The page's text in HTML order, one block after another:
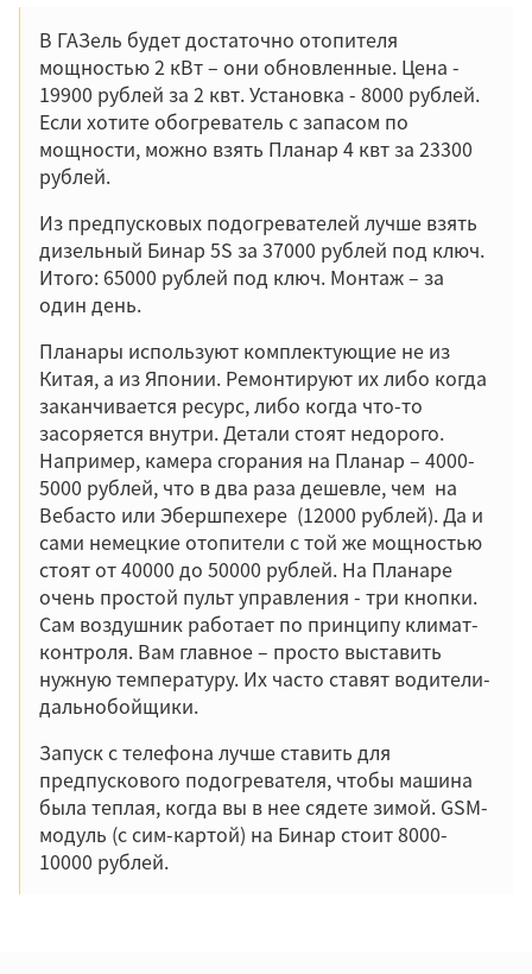
В ГАЗель будет достаточно отопителя
мощностью 2 кВт – они обновленные. Цена -
19900 рублей за 2 квт. Установка - 8000 рублей.
Если хотите обогреватель с запасом по
мощности, можно взять Планар 4 квт за 23300
рублей.
Из предпусковых подогревателей лучше взять
дизельный Бинар 5S за 37000 рублей под ключ.
Итого: 65000 рублей под ключ. Монтаж – за
один день.
Планары используют комплектующие не из
Китая, а из Японии. Ремонтируют их либо когда
заканчивается ресурс, либо когда что-то
засоряется внутри. Детали стоят недорого.
Например, камера сгорания на Планар – 4000-
5000 рублей, что в два раза дешевле, чем на
Вебасто или Эбершпехере (12000 рублей). Да и
сами немецкие отопители с той же мощностью
стоят от 40000 до 50000 рублей. На Планаре
очень простой пульт управления - три кнопки.
Сам воздушник работает по принципу климат-
контроля. Вам главное – просто выставить
нужную температуру. Их часто ставят водители-
дальнобойщики.
Запуск с телефона лучше ставить для
предпускового подогревателя, чтобы машина
была теплая, когда вы в нее сядете зимой. GSM-
модуль (с сим-картой) на Бинар стоит 8000-
10000 рублей.